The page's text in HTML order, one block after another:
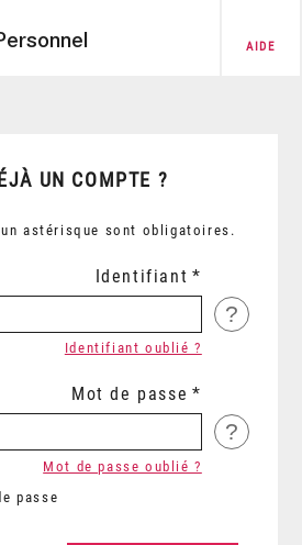
AIDE
UN COMPTE ?
un astérisque sont obligatoires.
Identifiant
?
Identifiant oublié ?
Mot de passe
?
passe
Mot de passe oublié ?